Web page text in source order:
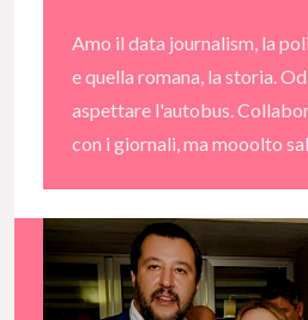
Amo il data journalism, la
e quella romana, la storia.
aspettare l'autobus.
con i giornali, ma mooolto